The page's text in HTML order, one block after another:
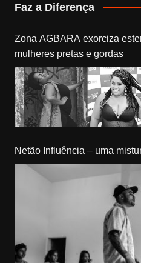
Faz a Diferença
Zona AGBARA exorciza
mulheres pretas e gordas
Netão Influência – uma